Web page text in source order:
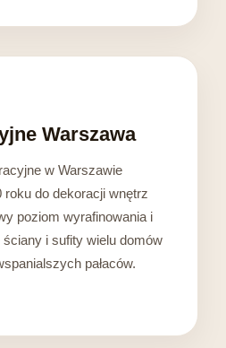
Warszawa
w Warszawie
do dekoracji wnętrz
poziom wyrafinowania i
i sufity wielu domów
pałaców.